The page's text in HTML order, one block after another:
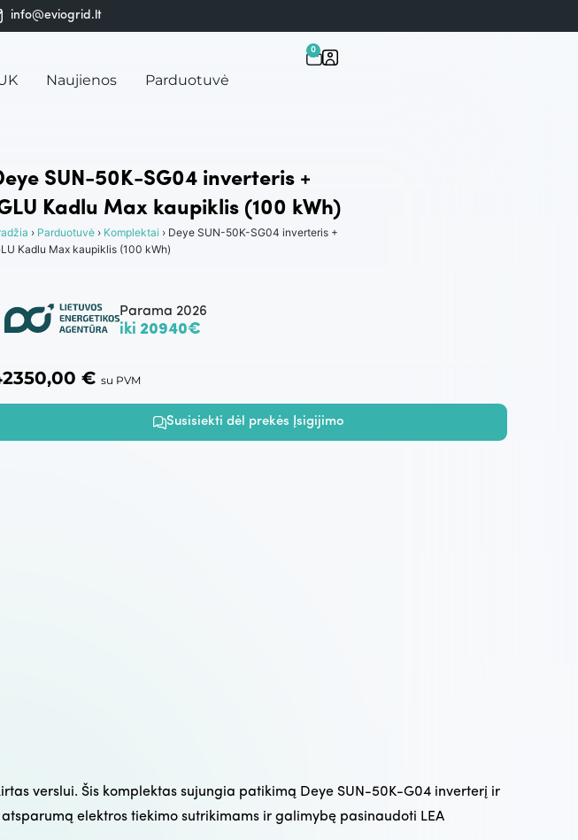
info@eviogrid.lt
Naujienos Parduotuvė
0
SUN-50K-SG04 inverteris +
Kadlu Max kaupiklis (100 kWh)
› Parduotuvė › Komplektai › Deye SUN-50K-SG04 inverteris +
Kadlu Max kaupiklis (100 kWh)
Parama 2026
iki 20940€
€ su PVM
Susisiekti dėl prekės Įsigijimo
verslui. Šis komplektas sujungia patikimą Deye SUN-50K-G04 inverterį ir
elektros tiekimo sutrikimams ir galimybę pasinaudoti LEA